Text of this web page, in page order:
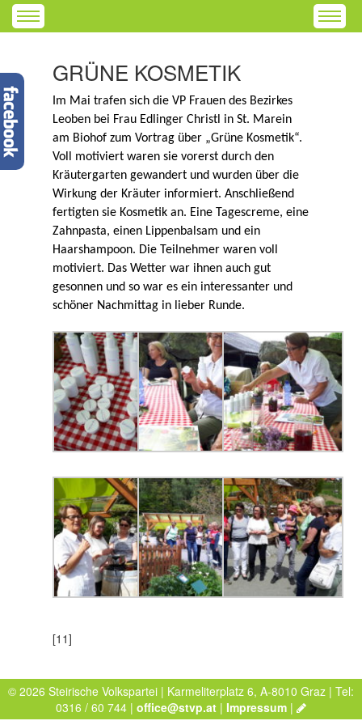
GRÜNE KOSMETIK
Im Mai trafen sich die VP Frauen des Bezirkes
Leoben bei Frau Edlinger Christl in St. Marein
am Biohof zum Vortrag über „Grüne Kosmetik“.
Voll motiviert waren sie vorerst durch den
Kräutergarten gewandert und wurden über die
Wirkung der Kräuter informiert. Anschließend
fertigten sie Kosmetik an. Eine Tagescreme, eine
Zahnpasta, einen Lippenbalsam und ein
Haarshampoon. Die Teilnehmer waren voll
motiviert. Das Wetter war ihnen auch gut
gesonnen und so war es ein interessanter und
schöner Nachmittag in lieber Runde.
[11]
© 2026 Steirische Volkspartei | Karmeliterplatz 6, A-8010 Graz | Tel:
0316 / 60 744 | office@stvp.at | Impressum |